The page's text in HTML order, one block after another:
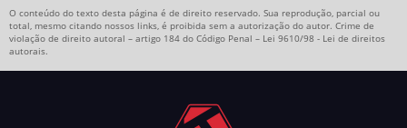
O conteúdo do texto desta página é de direito reservado. Sua reprodução, parcial ou
total, mesmo citando nossos links, é proibida sem a autorização do autor. Crime de
violação de direito autoral – artigo 184 do Código Penal – Lei 9610/98 - Lei de direitos
autorais.